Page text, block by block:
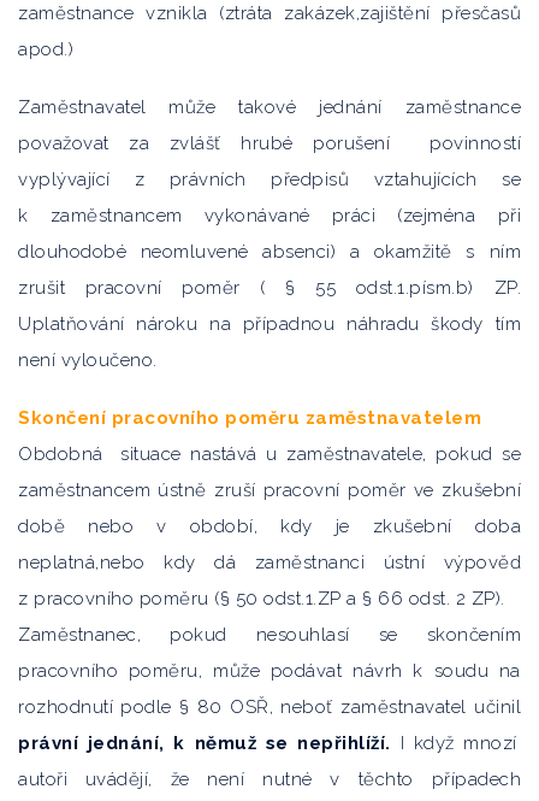
zaměstnance vznikla (ztráta zakázek,zajištění přesčasů
apod.)
Zaměstnavatel může takové jednání zaměstnance
považovat za zvlášť hrubé porušení povinností
vyplývající z právních předpisů vztahujících se
k zaměstnancem vykonávané práci (zejména při
dlouhodobé neomluvené absenci) a okamžitě s ním
zrušit pracovní poměr ( § 55 odst.1.písm.b) ZP.
Uplatňování nároku na případnou náhradu škody tím
není vyloučeno.
Skončení pracovního poměru zaměstnavatelem
Obdobná situace nastává u zaměstnavatele, pokud se
zaměstnancem ústně zruší pracovní poměr ve zkušební
době nebo v období, kdy je zkušební doba
neplatná,nebo kdy dá zaměstnanci ústní výpověď
z pracovního poměru (§ 50 odst.1.ZP a § 66 odst. 2 ZP).
Zaměstnanec, pokud nesouhlasí se skončením
pracovního poměru, může podávat návrh k soudu na
rozhodnutí podle § 80 OSŘ, neboť zaměstnavatel učinil
právní jednání, k němuž se nepřihlíží.
I když mnozí
autoři uvádějí, že není nutné v těchto případech